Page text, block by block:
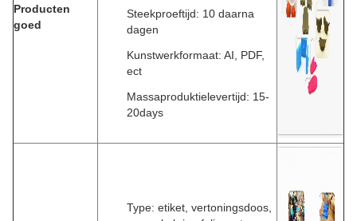
Producten
goed
Steekproeftijd: 10 daarna
dagen
Kunstwerkformaat: AI, PDF,
ect
Massaproduktielevertijd: 15-
20days
Type: etiket, vertoningsdoos,